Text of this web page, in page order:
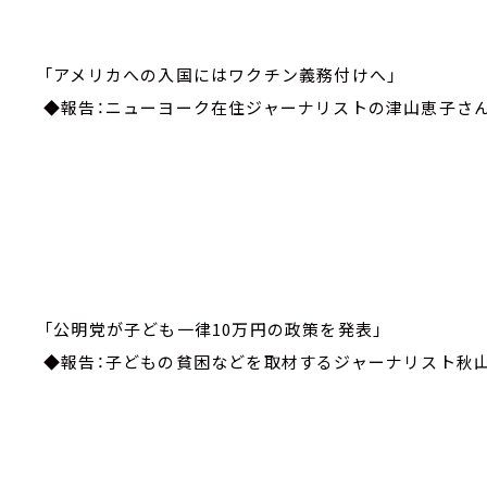
「アメリカへの入国にはワクチン義務付けへ」
◆報告：ニューヨーク在住ジャーナリストの津山恵子さ
「公明党が子ども一律10万円の政策を発表」
◆報告：子どもの貧困などを取材するジャーナリスト秋